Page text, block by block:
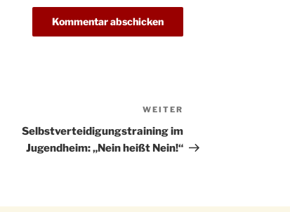
Beitrag
WEITER
Selbstverteidigungstraining im
Jugendheim: „Nein heißt Nein!“